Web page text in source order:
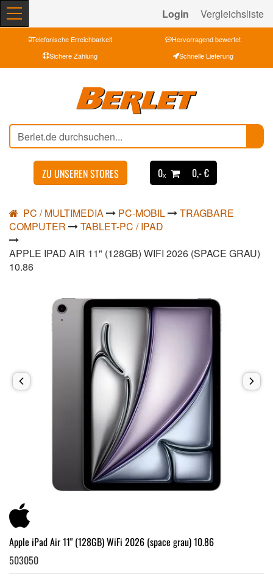
Login Vergleichsliste
Telefonische Erreichbarkeit
Hervorragend bewertet
Sichere Zahlung
Schnelle Lieferung
ZU UNSEREN STORES 0ₓ 0,- €
PC / MULTIMEDIA PC-MOBIL
TRAGBARE
COMPUTER
TABLET-PC / IPAD
APPLE IPAD AIR 11" (128GB) WIFI 2026 (SPACE GRAU)
10.86
Apple iPad Air 11" (128GB) WiFi 2026 (space grau) 10.86
503050